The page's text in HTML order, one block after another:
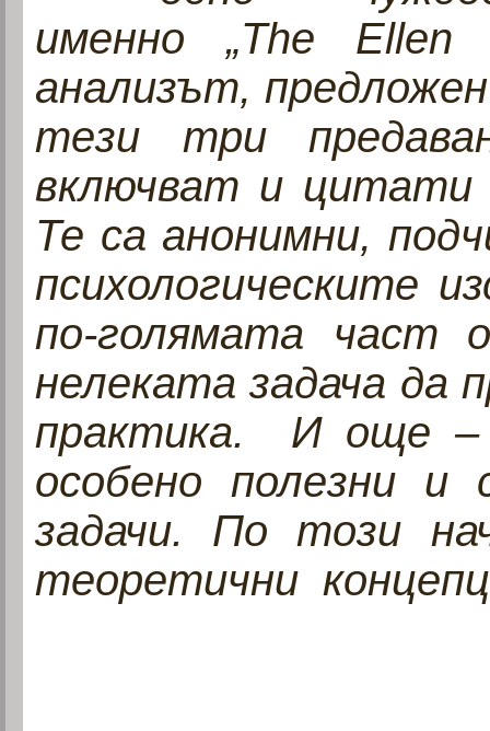
именно „The
Ellen
анализът,
тези три
включват и цитати
Те са анонимни,
психологическите
по-голямата част
нелеката задача да
практика. И още –
особено полезни и
задачи. По този
теоретични